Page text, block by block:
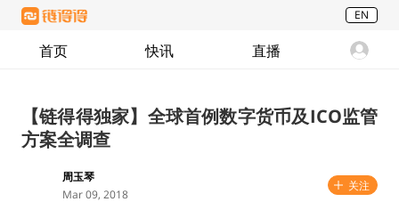
EN
首页 快讯 直播
【链得得独家】全球首例数字货币及ICO监管
方案全调查
周玉琴
Mar 09, 2018
关注